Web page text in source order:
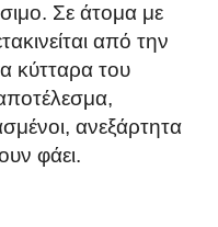
Σε άτομα με
από την
κύτταρα του
ανεξάρτητα
φάει.